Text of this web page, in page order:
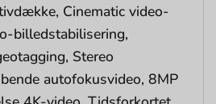
Cinematic video-
billedstabilisering,
Stereo
autofokusvideo, 8MP